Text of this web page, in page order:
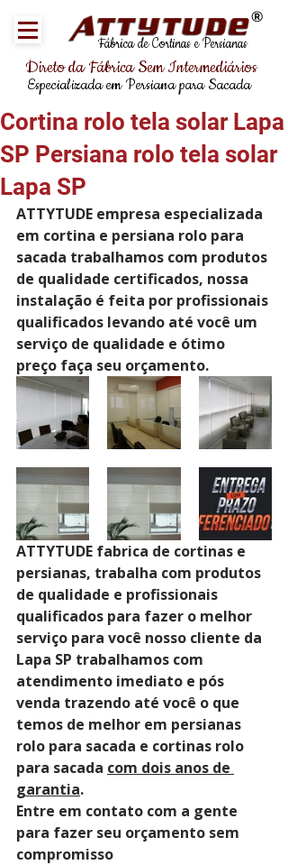
Fábrica de Cortinas e Persianas
®
Direto da Fábrica Sem Intermediários
Especializada em Persiana para Sacada
Cortina rolo tela solar Lapa
SP Persiana rolo tela solar
Lapa SP
ATTYTUDE empresa especializada
em cortina e persiana rolo para
sacada trabalhamos com produtos
de qualidade certificados, nossa
instalação é feita por profissionais
qualificados levando até você um
serviço de qualidade e ótimo
preço faça seu orçamento.
ATTYTUDE fabrica de cortinas e
persianas, trabalha com produtos
de qualidade e profissionais
qualificados para fazer o melhor
serviço para você nosso cliente da
Lapa SP trabalhamos com
atendimento imediato e pós
venda trazendo até você o que
temos de melhor em persianas
rolo para sacada e cortinas rolo
para sacada com dois anos de
garantia.
Entre em contato com a gente
para fazer seu orçamento sem
compromisso